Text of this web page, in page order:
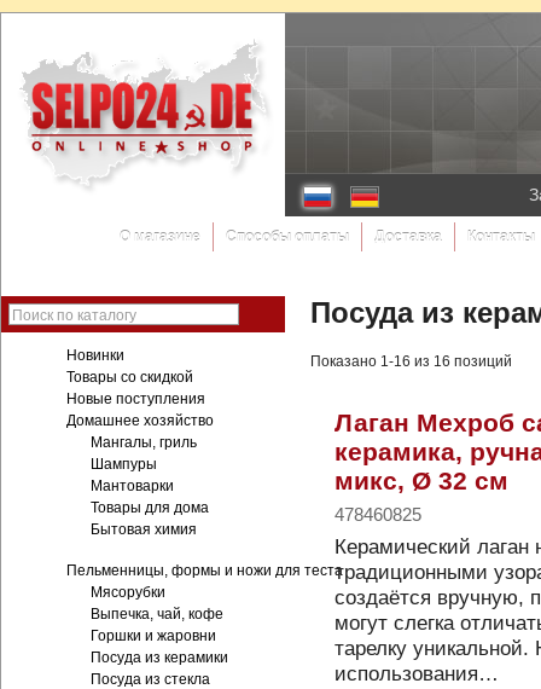
О магазине Способы оплаты Доставка Контакты
Поиск по каталогу
Новинки
Товары со скидкой
Новые поступления
Домашнее хозяйство
Мангалы, гриль
Шампуры
Мантоварки
Товары для дома
Бытовая химия
Пельменницы, формы и ножи для теста
Мясорубки
Выпечка, чай, кофе
Горшки и жаровни
Посуда из керамики
Посуда из стекла
Посуда из
Показано 1-16 из 16 позиций
Лаган Мехроб
керамика,
микс, Ø 32 см
478460825
Керамический лаган
традиционными
создаётся вручную,
могут слегка
тарелку
использования…